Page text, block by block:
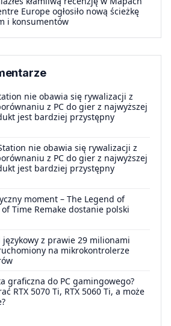
Europe ogłosiło nową ścieżkę
i konsumentów
nie obawia się rywalizacji z
z PC do gier z najwyższej
jest bardziej przystępny
nie obawia się rywalizacji z
z PC do gier z najwyższej
jest bardziej przystępny
moment – The Legend of
Time Remake dostanie polski
językowy z prawie 29 milionami
na mikrokontrolerze
graficzna do PC gamingowego?
RTX 5070 Ti, RTX 5060 Ti, a może